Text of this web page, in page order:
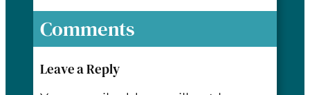
Comments
Leave a Reply